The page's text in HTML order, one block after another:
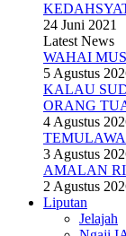
24 Juni 2021
Latest News
WAHAI
5 Agustus
KALAU
ORANG
4 Agustus
3 Agustus
AMALAN
2 Agustus
Liputan
Jelajah